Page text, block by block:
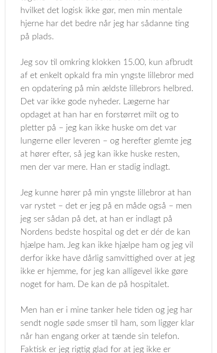
hvilket det logisk ikke gør, men min mentale
hjerne har det bedre når jeg har sådanne ting
på plads.
Jeg sov til omkring klokken 15.00, kun afbrudt
af et enkelt opkald fra min yngste lillebror med
en opdatering på min ældste lillebrors helbred.
Det var ikke gode nyheder. Lægerne har
opdaget at han har en forstørret milt og to
pletter på – jeg kan ikke huske om det var
lungerne eller leveren – og herefter glemte jeg
at hører efter, så jeg kan ikke huske resten,
men der var mere. Han er stadig indlagt.
Jeg kunne hører på min yngste lillebror at han
var rystet – det er jeg på en måde også – men
jeg ser sådan på det, at han er indlagt på
Nordens bedste hospital og det er dér de kan
hjælpe ham. Jeg kan ikke hjælpe ham og jeg vil
derfor ikke have dårlig samvittighed over at jeg
ikke er hjemme, for jeg kan alligevel ikke gøre
noget for ham. De kan de på hospitalet.
Men han er i mine tanker hele tiden og jeg har
sendt nogle søde smser til ham, som ligger klar
når han engang orker at tænde sin telefon.
Faktisk er jeg rigtig glad for at jeg ikke er